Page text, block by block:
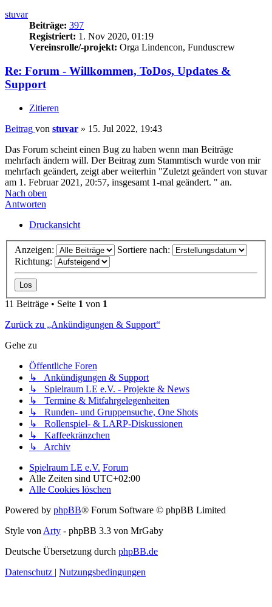
stuvar
Beiträge: 397
Registriert: 1. Nov 2020, 01:19
Vereinsrolle/-projekt: Orga Lindencon, Funduscrew
Re: Forum - Willkommen, ToDos, Updates &
Support
Zitieren
Beitrag von stuvar » 15. Jul 2022, 19:43
Das Forum scheint einen Bug zu haben wenn man Beiträge
mehrfach ändern will. Der Beitrag zum Stammtisch wurde von mir
mehrfach geändert, zeigt aber weiterhin "Zuletzt geändert von stuvar
am 1. Februar 2021, 20:57, insgesamt 1-mal geändert. " an.
Nach oben
Antworten
Druckansicht
Anzeigen:
Sortiere nach:
Richtung:
11 Beiträge • Seite 1 von 1
Zurück zu „Ankündigungen & Support“
Gehe zu
Öffentliche Foren
↳ Ankündigungen & Support
↳ Spielraum LE e.V. - Projekte & News
↳ Termine & Mitfahrgelegenheiten
↳ Runden- und Gruppensuche, One Shots
↳ Rollenspiel- & LARP-Diskussionen
↳ Kaffeekränzchen
↳ Archiv
Spielraum LE e.V. Forum
Alle Zeiten sind UTC+02:00
Alle Cookies löschen
Powered by phpBB® Forum Software © phpBB Limited
Style vonArty - phpBB 3.3 von MrGaby
Deutsche Übersetzung durch phpBB.de
Datenschutz | Nutzungsbedingungen